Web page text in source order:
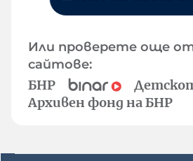
Или проверете още
сайтове:
БНР
Архивен фонд на БНР